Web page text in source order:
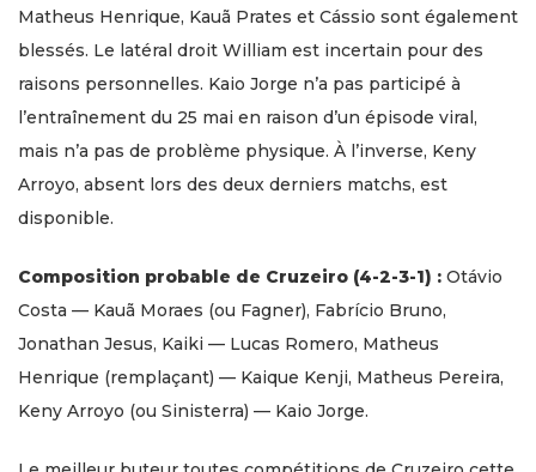
Matheus Henrique, Kauã Prates et Cássio sont également
blessés. Le latéral droit William est incertain pour des
raisons personnelles. Kaio Jorge n’a pas participé à
l’entraînement du 25 mai en raison d’un épisode viral,
mais n’a pas de problème physique. À l’inverse, Keny
Arroyo, absent lors des deux derniers matchs, est
disponible.
Composition probable de Cruzeiro (4-2-3-1) : Otávio
Costa — Kauã Moraes (ou Fagner), Fabrício Bruno,
Jonathan Jesus, Kaiki — Lucas Romero, Matheus
Henrique (remplaçant) — Kaique Kenji, Matheus Pereira,
Keny Arroyo (ou Sinisterra) — Kaio Jorge.